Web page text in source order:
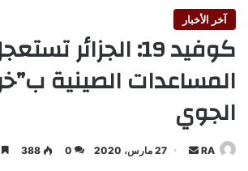
آخر الأخبار
كوفيد 19: الجزائر
المساعدات الصينية
الجوي
RA
أرسل 27 مارس، 2020 0
388